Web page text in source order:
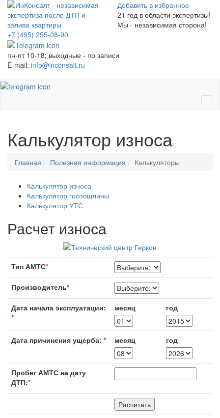
Добавить в избранное
21 год в области экспертизы!
Мы - независимая сторона!
+7 (495) 255-08-90
пн-пт 10-18; выходные - по записи
E-mail: info@inconsalt.ru
Калькулятор износа
Главная Полезная информация Калькуляторы
Калькулятор износа
Калькулятор госпошлины
Калькулятор УТС
Расчет износа
Тип АМТС*
Производитель*
Дата начала эксплуатации:
*
месяц год
Дата причинения ущерба: * месяц год
Пробег АМТС на дату
ДТП:*